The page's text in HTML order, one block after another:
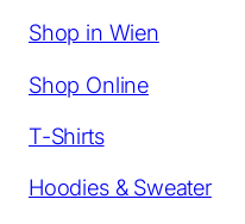
Shop in Wien
Shop Online
T-Shirts
Hoodies & Sweater